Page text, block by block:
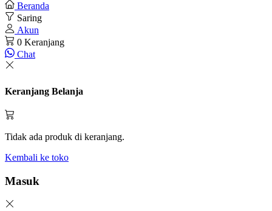
Beranda
Saring
Akun
0 Keranjang
Chat
Keranjang Belanja
Tidak ada produk di keranjang.
Kembali ke toko
Masuk